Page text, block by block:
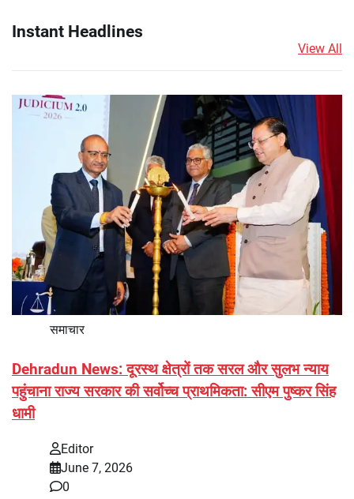
Instant Headlines
View All
समाचार
Dehradun News: दूरस्थ क्षेत्रों तक सरल और सुलभ न्याय
पहुंचाना राज्य सरकार की सर्वोच्च प्राथमिकता: सीएम पुष्कर सिंह
धामी
Editor
June 7, 2026
0